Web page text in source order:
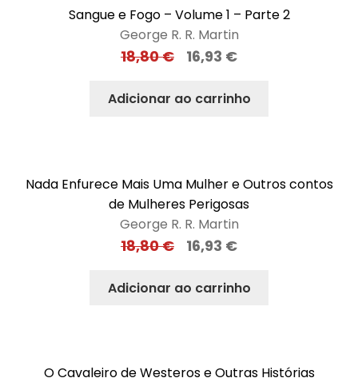
Sangue e Fogo – Volume 1 – Parte 2
George R. R. Martin
18,80€ 16,93 €
Adicionar ao carrinho
Nada Enfurece Mais Uma Mulher e Outros contos
de Mulheres Perigosas
George R. R. Martin
18,80€ 16,93 €
Adicionar ao carrinho
O Cavaleiro de Westeros e Outras Histórias